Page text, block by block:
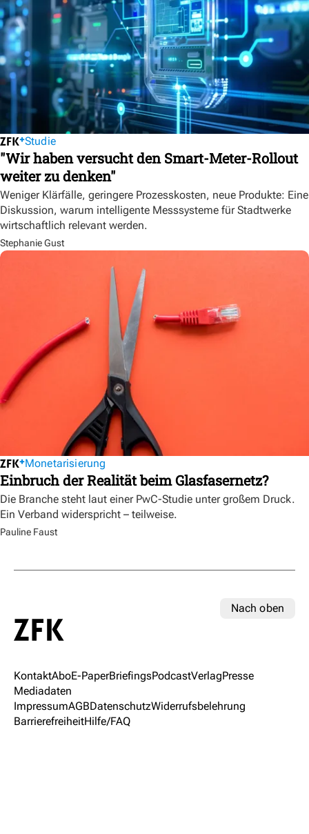
Studie
"Wir haben versucht den Smart-Meter-Rollout
weiter zu denken"
Weniger Klärfälle, geringere Prozesskosten, neue Produkte: Eine
Diskussion, warum intelligente Messsysteme für Stadtwerke
wirtschaftlich relevant werden.
Stephanie Gust
Monetarisierung
Einbruch der Realität beim Glasfasernetz?
Die Branche steht laut einer PwC-Studie unter großem Druck.
Ein Verband widerspricht – teilweise.
Pauline Faust
Nach oben
KontaktAboE-PaperBriefingsPodcastVerlagPresse
Mediadaten
ImpressumAGBDatenschutzWiderrufsbelehrung
BarrierefreiheitHilfe/FAQ